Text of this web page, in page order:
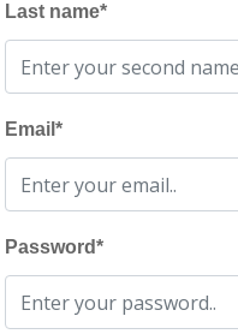
Last name*
Email *
Password*